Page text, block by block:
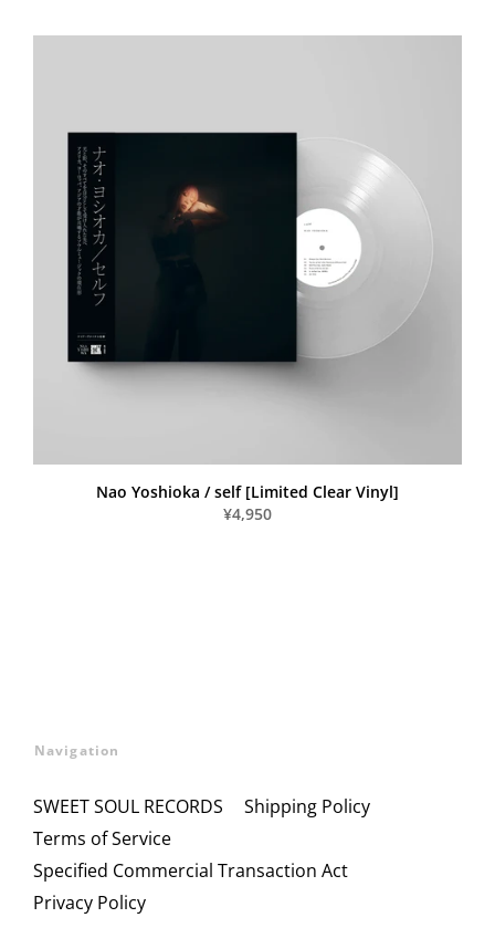
Nao Yoshioka / self [Limited Clear Vinyl]
¥4,950
Navigation
SWEET SOUL RECORDS
Shipping Policy
Terms of Service
Specified Commercial Transaction Act
Privacy Policy